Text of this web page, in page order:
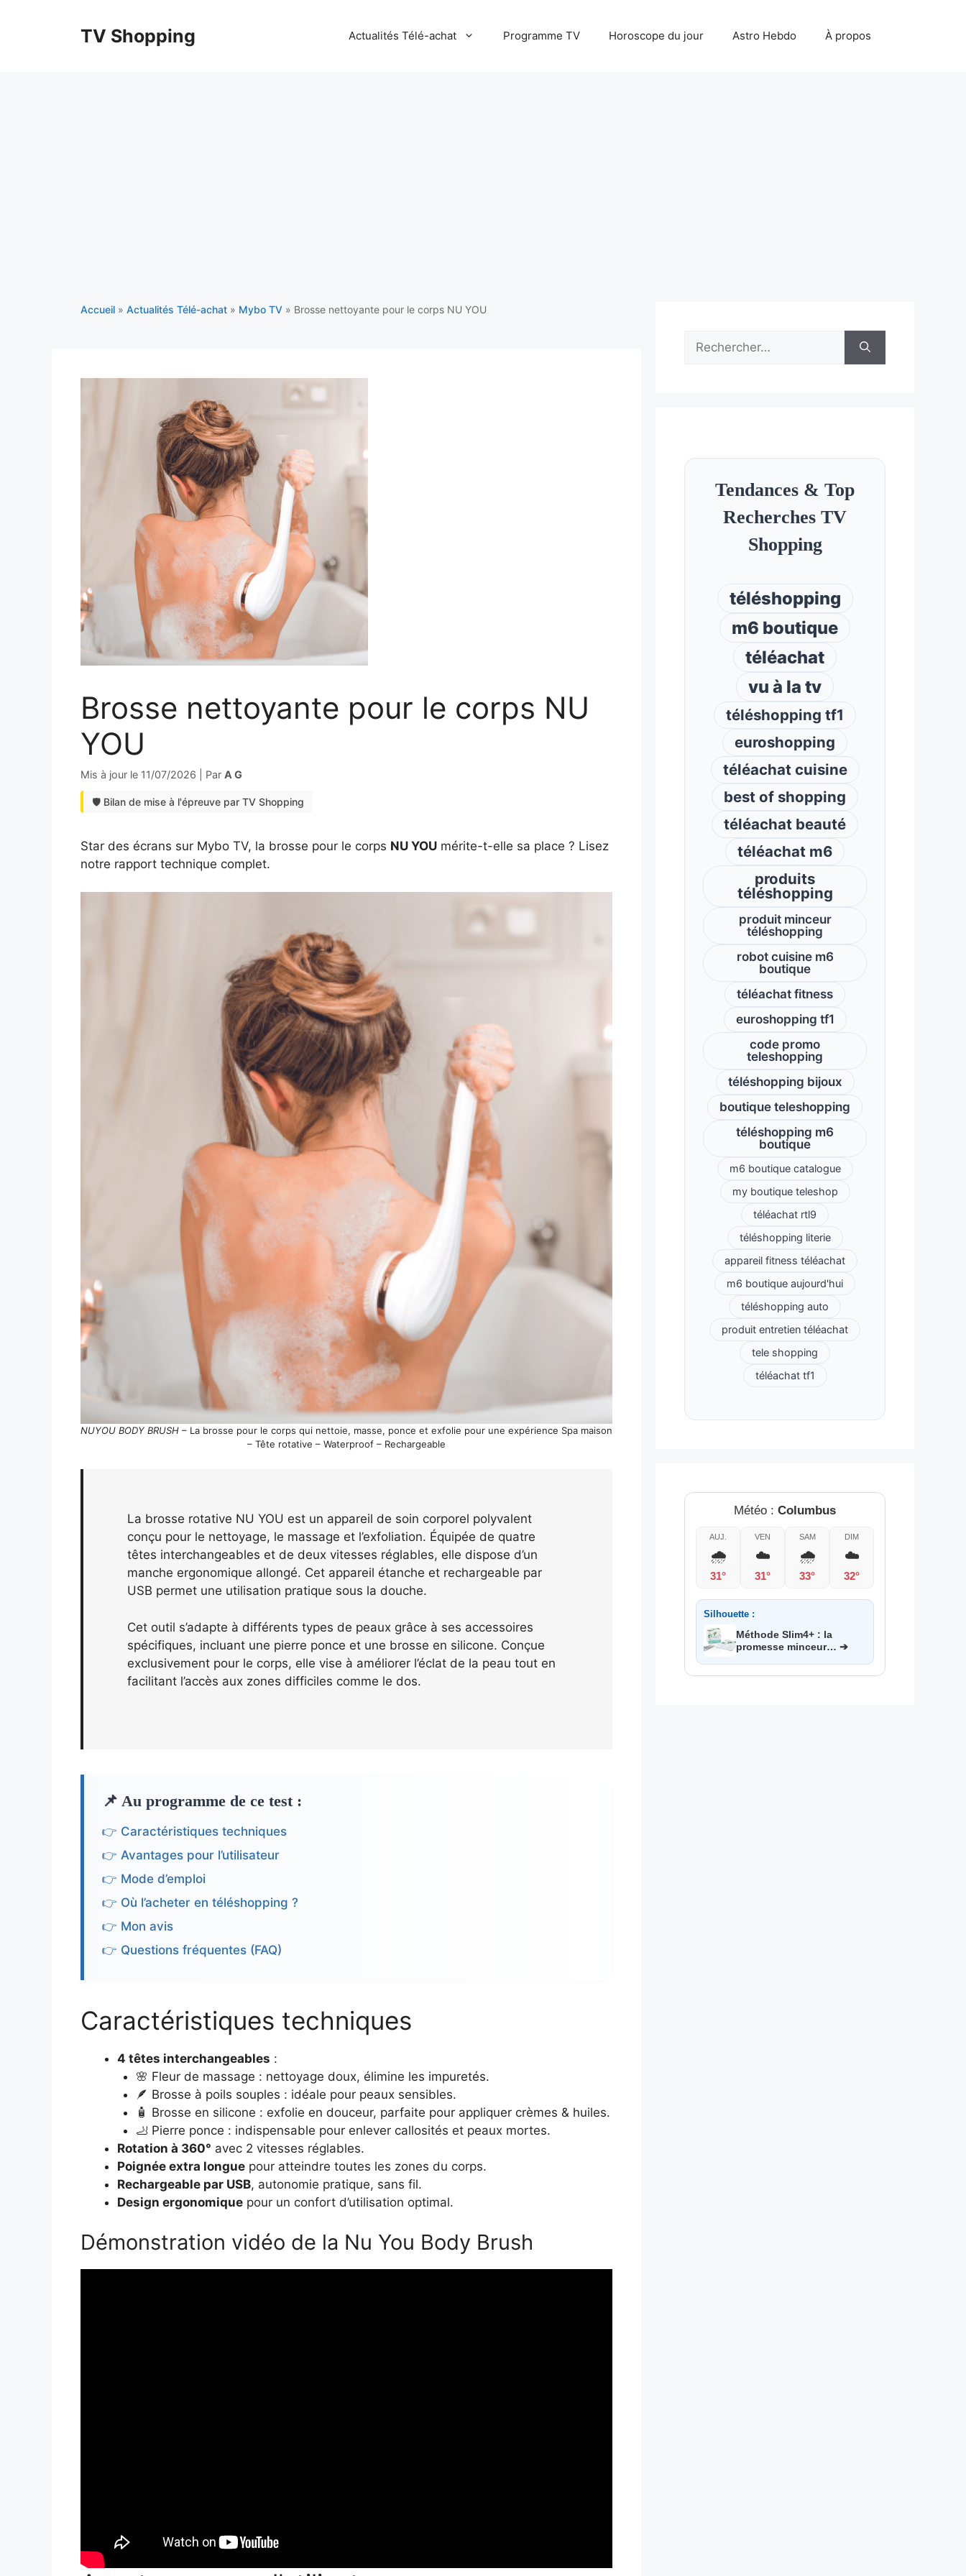
TV Shopping Actualités Télé-achat Programme TV Horoscope du jour Astro Hebdo À propos
Accueil » Actualités Télé-achat » Mybo TV » Brosse nettoyante pour le corps NU YOU
Brosse nettoyante pour le corps NU
YOU
Mis à jour le 11/07/2026 Par A G
🛡️ Bilan de mise à l'épreuve par TV Shopping
Star des écrans sur Mybo TV, la brosse pour le corps NU YOU mérite-t-elle sa place ? Lisez
notre rapport technique complet.
NUYOU BODY BRUSH – La brosse pour le corps qui nettoie, masse, ponce et exfolie pour une expérience Spa maison
– Tête rotative – Waterproof – Rechargeable
La brosse rotative NU YOU est un appareil de soin corporel polyvalent
conçu pour le nettoyage, le massage et l’exfoliation. Équipée de quatre
têtes interchangeables et de deux vitesses réglables, elle dispose d’un
manche ergonomique allongé. Cet appareil étanche et rechargeable par
USB permet une utilisation pratique sous la douche.
Cet outil s’adapte à différents types de peaux grâce à ses accessoires
spécifiques, incluant une pierre ponce et une brosse en silicone. Conçue
exclusivement pour le corps, elle vise à améliorer l’éclat de la peau tout en
facilitant l’accès aux zones difficiles comme le dos.
📌 Au programme de ce test :
👉 Caractéristiques techniques
👉 Avantages pour l’utilisateur
👉 Mode d’emploi
👉 Où l’acheter en téléshopping ?
👉 Mon avis
👉 Questions fréquentes (FAQ)
Caractéristiques techniques
4 têtes interchangeables :
🌸 Fleur de massage : nettoyage doux, élimine les impuretés.
🪶 Brosse à poils souples : idéale pour peaux sensibles.
🧴 Brosse en silicone : exfolie en douceur, parfaite pour appliquer crèmes & huiles.
🦶 Pierre ponce : indispensable pour enlever callosités et peaux mortes.
Rotation à 360° avec 2 vitesses réglables.
Poignée extra longue pour atteindre toutes les zones du corps.
Rechargeable par USB, autonomie pratique, sans fil.
Design ergonomique pour un confort d’utilisation optimal.
Démonstration vidéo de la Nu You Body Brush
Rechercher :
Tendances & Top
Recherches TV
Shopping
téléshopping
m6 boutique
téléachat
vu à la tv
téléshopping tf1
euroshopping
téléachat cuisine
best of shopping
téléachat beauté
téléachat m6
produits
téléshopping
produit minceur
téléshopping
robot cuisine m6
boutique
téléachat fitness
euroshopping tf1
code promo
teleshopping
téléshopping bijoux
boutique teleshopping
téléshopping m6
boutique
m6 boutique catalogue
my boutique teleshop
téléachat rtl9
téléshopping literie
appareil fitness téléachat
m6 boutique aujourd'hui
téléshopping auto
produit entretien téléachat
tele shopping
téléachat tf1
Météo : Columbus
AUJ.
🌧️
31°
VEN
☁️
31°
SAM
🌧️
33°
DIM
☁️
32°
Silhouette :
Méthode Slim4+ : la
promesse minceur… ➔